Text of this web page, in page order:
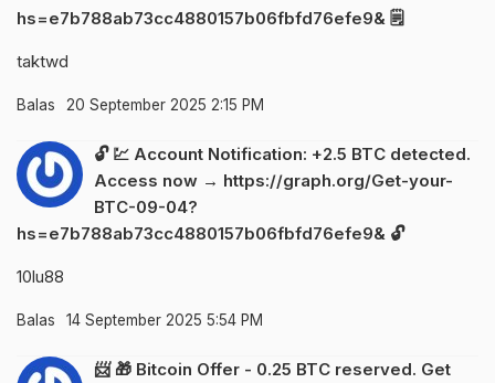
hs=e7b788ab73cc4880157b06fbfd76efe9& 🗒
taktwd
Balas 20 September 2025 2:15 PM
🔓 💹 Account Notification: +2.5 BTC detected.
Access now → https://graph.org/Get-your-
BTC-09-04?
hs=e7b788ab73cc4880157b06fbfd76efe9& 🔓
10lu88
Balas 14 September 2025 5:54 PM
📨 🎁 Bitcoin Offer - 0.25 BTC reserved. Get